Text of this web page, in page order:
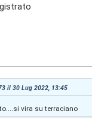
il 30 Lug 2022, 13:45
vira su terraciano